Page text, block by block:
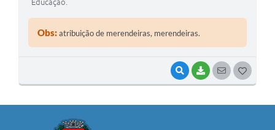
VISUALIZAR
BAIXARSEGUIR
Educação.
Obs:atribuição de merendeiras, merendeiras.